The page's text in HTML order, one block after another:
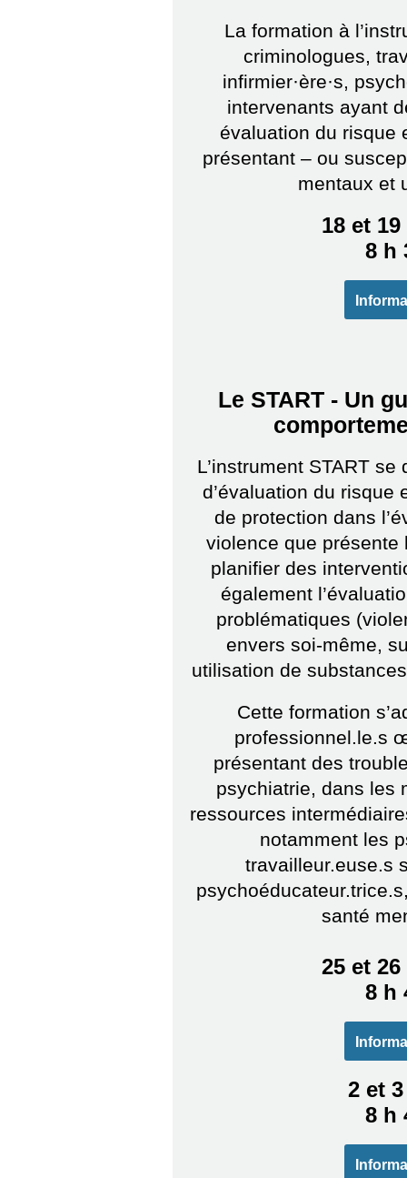
La formation à
criminologues,
infirmier·ère·s,
intervenants ayant
évaluation du risque
présentant – ou
mentaux et
18 et
8 h
Le START - Un
L’instrument START
d’évaluation du risque
de protection dans
violence que présente
planifier des
également
problématiques
envers soi-même,
utilisation de
Cette formation
professionnel.le.s
présentant des
psychiatrie, dans les
ressources
notamment les
travailleur.euse.s
santé
25 et
8 h
2 et
8 h